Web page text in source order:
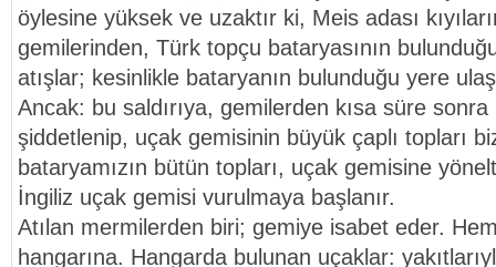
öylesine yüksek ve uzaktır ki, Meis adası
gemilerinden, Türk topçu bataryasının
atışlar; kesinlikle bataryanın bulunduğu yere
Ancak: bu saldırıya, gemilerden kısa süre sonra
şiddetlenip, uçak gemisinin büyük çaplı topları
bataryamızın bütün topları, uçak gemisine
İngiliz uçak gemisi vurulmaya başlanır.
Atılan mermilerden biri; gemiye isabet eder.
hangarına. Hangarda bulunan uçaklar: